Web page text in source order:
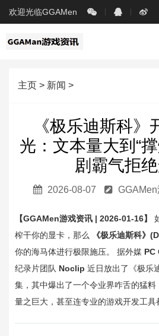
欢迎光临GGAMen
主页 > 新闻 >
《极乐迪斯科》
光：文本量大到“
剧霸气拒
2026-08-07
【GGAMen游戏资讯 | 2026-01-16】
榨干你的显卡，那么
《极乐迪斯科》
你的海马体进行极限施压。 据外媒 PC
纪录片团队 Noclip 近日放出了《极乐
集，其中爆出了一个令业界咋舌的猛
量之巨大，甚至连专业的游戏开发工具